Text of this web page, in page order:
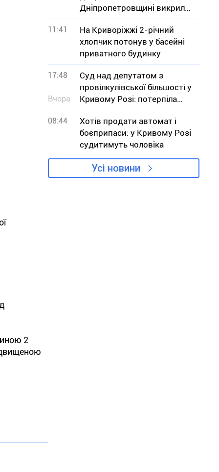
2
Дніпропетровщині викрили
незаконний продаж
11:41
На Криворіжжі 2-річний
хлопчик потонув у басейні
приватного будинку
17:48
Вчора
Суд над депутатом з
провілкулівської більшості у
Кривому Розі: потерпіла
сторона заявляє, що вона не
потерпіла
08:44
Хотів продати автомат і
боєприпаси: у Кривому Розі
судитимуть чоловіка
Усі новини